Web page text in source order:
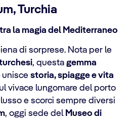
Turchia
la magia del Mediterraneo
di sorprese. Nota per le
, questa gemma
unisce storia, spiagge e vita
vivace lungomare del porto
e scorci sempre diversi
, oggi sede del Museo di